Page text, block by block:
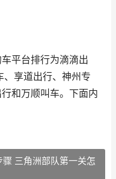
平台排行为滴滴出
享道出行、神州专
和万顺叫车。下面内
三角洲部队第一关怎